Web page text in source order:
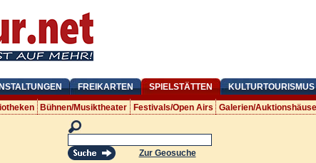
FREIKARTEN SPIELSTÄTTEN KULTURTOURISMUS
Bühnen/Musiktheater Festivals/Open Airs Galerien/
Zur Geosuche